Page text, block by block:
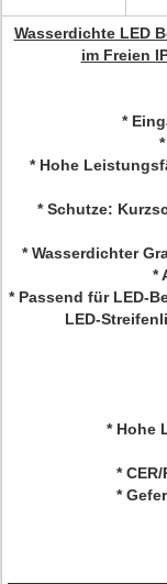
Wasserdichte LED
im Freien
*
* Hohe
* Schutze:
* Wasserdichter
*
* Passend für LED-
LED-
* Hohe
*
*